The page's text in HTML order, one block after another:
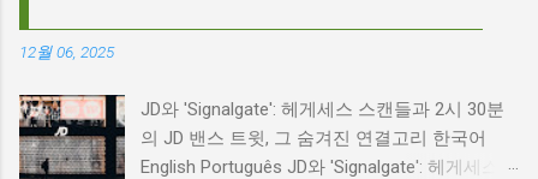
하는 동시에 우려를 표했습니다. 일부에서는 엘
로디의 이미지가 원작 속 히스클리프와는 다소
거리가 있다는 의견을 제시하며 캐스팅에 대한
12월 06, 2025
JD와 'Signalgate': 헤게세스 스캔들과 2시 30분
의 JD 밴스 트윗, 그 숨겨진 연결고리 한국어
English Português JD와 'Signalgate': 헤게세스